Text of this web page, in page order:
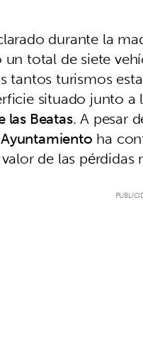
durante la
total de siete
tantos turismos
situado junto a
las Beatas. A pesar
Ayuntamiento ha
de las